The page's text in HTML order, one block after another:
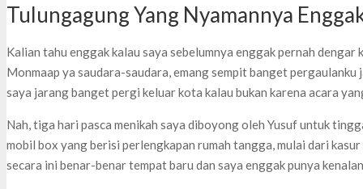
Tulungagung Yang Nyamannya
Kalian tahu enggak kalau saya sebelumnya enggak pernah
Monmaap ya saudara-saudara, emang sempit banget pergaulanku
saya jarang banget pergi keluar kota kalau bukan karena acara
Nah, tiga hari pasca menikah saya diboyong oleh Yusuf untuk
mobil box yang berisi perlengkapan rumah tangga, mulai dari
secara ini benar-benar tempat baru dan saya enggak punya